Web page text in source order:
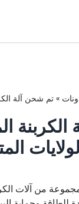
» تم شحن آلة
من آلات